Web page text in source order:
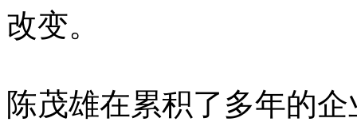
改变。
陈茂雄在累积了多年的